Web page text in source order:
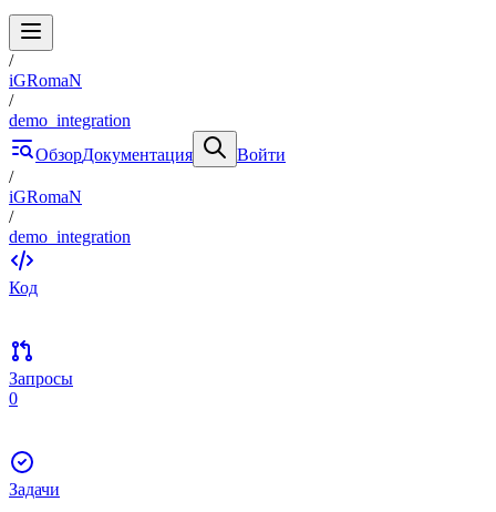
/
iGRomaN
/
demo_integration
ОбзорДокументация
Войти
/
iGRomaN
/
demo_integration
Код
Запросы
0
Задачи